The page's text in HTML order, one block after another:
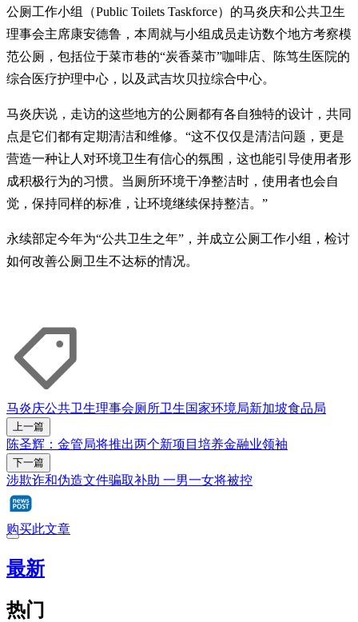
公厕工作小组（Public Toilets Taskforce）的马炎庆和公共卫生
理事会主席康安德鲁，本周就与小组成员走访数个地方考察模
范公厕，包括位于菜市巷的“炭香菜市”咖啡店、陈笃生医院的
综合医疗护理中心，以及武吉坎贝拉综合中心。
马炎庆说，走访的这些地方的公厕都有各自独特的设计，共同
点是它们都有定期清洁和维修。“这不仅仅是清洁问题，更是
营造一种让人对环境卫生有信心的氛围，这也能引导使用者形
成积极行为的习惯。当厕所环境干净整洁时，使用者也会自
觉，保持同样的标准，让环境继续保持整洁。”
永续部定今年为“公共卫生之年”，并成立公厕工作小组，检讨
如何改善公厕卫生不达标的情况。
马炎庆公共卫生理事会厕所卫生国家环境局新加坡食品局
上一篇
陈圣辉：金管局将推出两个新项目培养金融业领袖
下一篇
涉欺诈和伪造文件骗取补助 一男一女将被控
购买此文章
最新
热门